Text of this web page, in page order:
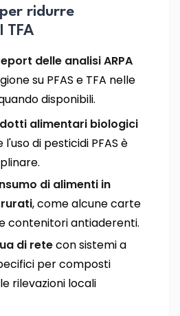
ridurre
TFA
delle analisi ARPA
su PFAS e TFA nelle
disponibili.
alimentari biologici
l'uso di pesticidi PFAS è
di alimenti in
, come alcune carte
contenitori antiaderenti.
di retecon sistemi a
per composti
rilevazioni locali